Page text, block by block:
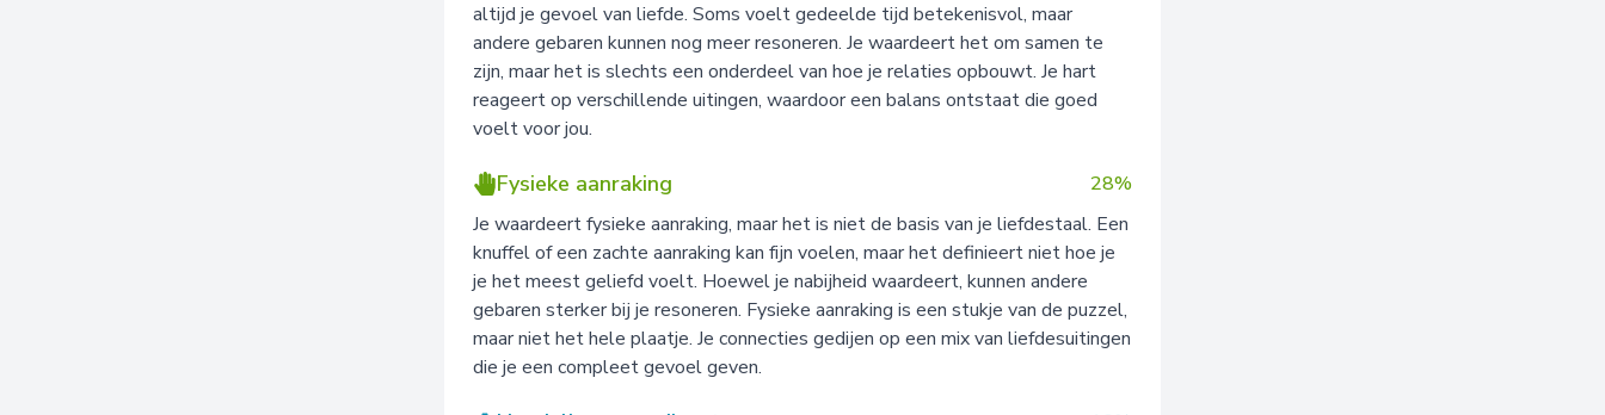
altijd je gevoel van liefde. Soms voelt gedeelde tijd betekenisvol, maar
andere gebaren kunnen nog meer resoneren. Je waardeert het om samen te
zijn, maar het is slechts een onderdeel van hoe je relaties opbouwt. Je hart
reageert op verschillende uitingen, waardoor een balans ontstaat die goed
voelt voor jou.
Fysieke aanraking
28%
Je waardeert fysieke aanraking, maar het is niet de basis van je liefdestaal. Een
knuffel of een zachte aanraking kan fijn voelen, maar het definieert niet hoe je
je het meest geliefd voelt. Hoewel je nabijheid waardeert, kunnen andere
gebaren sterker bij je resoneren. Fysieke aanraking is een stukje van de puzzel,
maar niet het hele plaatje. Je connecties gedijen op een mix van liefdesuitingen
die je een compleet gevoel geven.